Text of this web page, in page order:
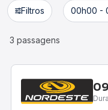
Filtros 00h00 -
3 passagens